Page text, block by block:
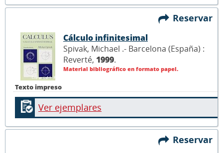
Reservar
Texto impreso
Cálculo infinitesimal
Spivak, Michael .- Barcelona (España) :
Reverté, 1999.
Material bibliográfico en formato papel.
Ver ejemplares
Reservar